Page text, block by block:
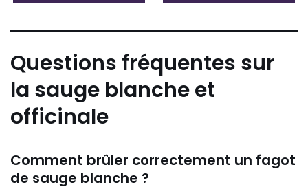
Questions fréquentes sur
la sauge blanche et
officinale
Comment brûler correctement un fagot
de sauge blanche ?